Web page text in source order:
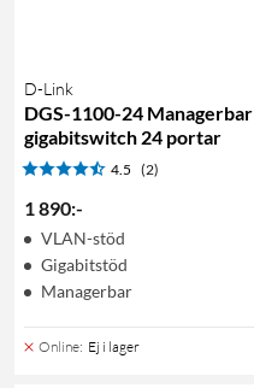
D-Link
DGS-1100-24 Managerbar
gigabitswitch 24 portar
4.5 (2)
1 890:-
VLAN-stöd
Gigabitstöd
Managerbar
Online: Ej i lager